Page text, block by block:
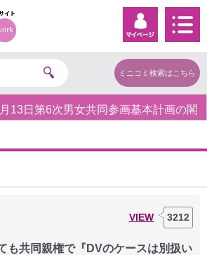
ミニコミ検索はこちら
13日第6次男女共同参画基本計画の閣
VIEW 3212
も共同親権で『DVのケースは別扱い